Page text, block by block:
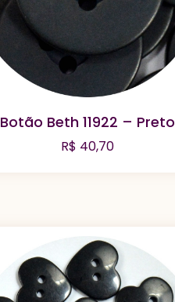
Botão Beth 11922 – Preto
R$ 40,70